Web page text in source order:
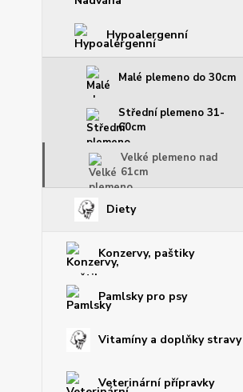
Hypoalergenní
Malé plemeno do 30cm
Střední plemeno 31-
60cm
Velké plemeno nad
61cm
Diety
Konzervy, paštiky
Pamlsky pro psy
Vitamíny a doplňky stravy
Veterinární přípravky